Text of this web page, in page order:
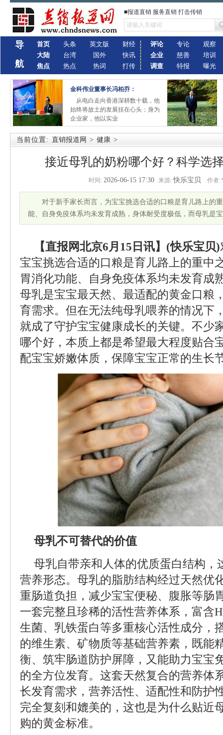
■报道直销 服务直销 打击传销
导
航
首页
大陆
焦点
头条
台湾
热点
英文版
国外
热词
财经
快讯
打传
评论
企业
调查
专论
慈善
特报
观察
培训
曝光
金科伟业董事长冯柏乔：
从电白走向香港深耕数十载，他
始终将故土的发展挂在心头；身为
企业家，他以实业
当前位置: 直销报道网 > 健康 >
接近母乳的奶粉哪个好？科学选
时间: 2026-06-15 17:30 来源: 快乐宝贝 作者:
对于新手家长而言，为宝宝挑选合适的口粮是育儿路上的
能、自身免疫体系均未发育成熟，身体耐受度极低，而母乳是
【直报网北京6月15日讯】(快乐宝贝)
宝宝挑选合适的口粮是育儿路上的重中
胃消化功能、自身免疫体系均未发育成
母乳是宝宝最天然、最适配的黄金口粮
育需求。但在无法纯母乳喂养的情况下
就成了守护宝宝健康成长的关键。不少
哪个好，本质上都是希望最大程度贴合
配宝宝娇嫩体质，保障宝宝正常的生长
母乳不可替代的价值
母乳自带亲和人体的优质蛋白结构，
营养形态。母乳的脂肪结构经过天然优
重肠道负担，减少宝宝便秘、腹胀等肠
一套完整且珍稀的活性营养体系，富含
生菌、乳铁蛋白等多重核心活性成分，
的维生素、矿物质等基础营养素，既能
衡、筑牢肠道防护屏障，又能助力宝宝
的全方位发育。这套天然复合的营养体
长发育需求，营养活性、适配性和防护
完全复刻和媲美的，这也是为什么贴近
购的黄金标准。